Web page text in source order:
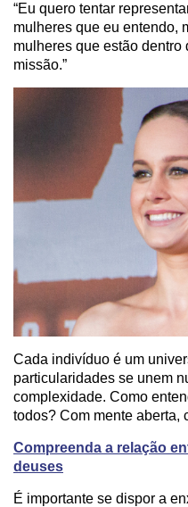
“Eu quero tentar
mulheres que eu entendo,
mulheres que estão dentro
missão.”
Cada indivíduo é um
particularidades se unem
complexidade. Como
todos? Com mente aberta,
Compreenda a relação
deuses
É importante se dispor a